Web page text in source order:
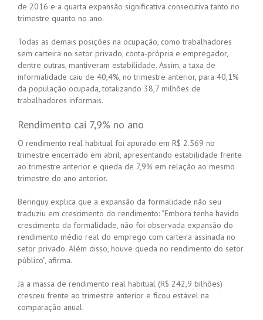
de 2016 e a quarta expansão significativa consecutiva tanto no
trimestre quanto no ano.
Todas as demais posições na ocupação, como trabalhadores
sem carteira no setor privado, conta-própria e empregador,
dentre outras, mantiveram estabilidade. Assim, a taxa de
informalidade caiu de 40,4%, no trimestre anterior, para 40,1%
da população ocupada, totalizando 38,7 milhões de
trabalhadores informais.
Rendimento cai 7,9% no ano
O rendimento real habitual foi apurado em R$ 2.569 no
trimestre encerrado em abril, apresentando estabilidade frente
ao trimestre anterior e queda de 7,9% em relação ao mesmo
trimestre do ano anterior.
Beringuy explica que a expansão da formalidade não seu
traduziu em crescimento do rendimento: “Embora tenha havido
crescimento da formalidade, não foi observada expansão do
rendimento médio real do emprego com carteira assinada no
setor privado. Além disso, houve queda no rendimento do setor
público”, afirma.
Já a massa de rendimento real habitual (R$ 242,9 bilhões)
cresceu frente ao trimestre anterior e ficou estável na
comparação anual.